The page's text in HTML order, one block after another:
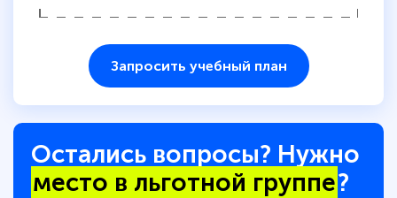
Запросить учебный план
Остались вопросы? Нужно
место в льготной группе?